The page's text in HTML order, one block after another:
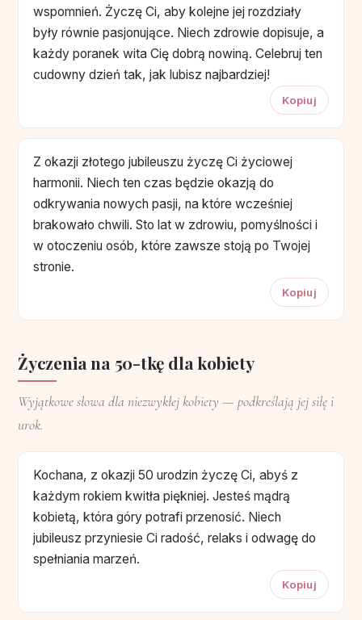
wspomnień. Życzę Ci, aby kolejne jej rozdziały
były równie pasjonujące. Niech zdrowie dopisuje, a
każdy poranek wita Cię dobrą nowiną. Celebruj ten
cudowny dzień tak, jak lubisz najbardziej!
Kopiuj
Z okazji złotego jubileuszu życzę Ci życiowej
harmonii. Niech ten czas będzie okazją do
odkrywania nowych pasji, na które wcześniej
brakowało chwili. Sto lat w zdrowiu, pomyślności i
w otoczeniu osób, które zawsze stoją po Twojej
stronie.
Kopiuj
Życzenia na 50-tkę dla kobiety
Wyjątkowe słowa dla niezwykłej kobiety — podkreślają jej siłę i
urok.
Kochana, z okazji 50 urodzin życzę Ci, abyś z
każdym rokiem kwitła piękniej. Jesteś mądrą
kobietą, która góry potrafi przenosić. Niech
jubileusz przyniesie Ci radość, relaks i odwagę do
spełniania marzeń.
Kopiuj